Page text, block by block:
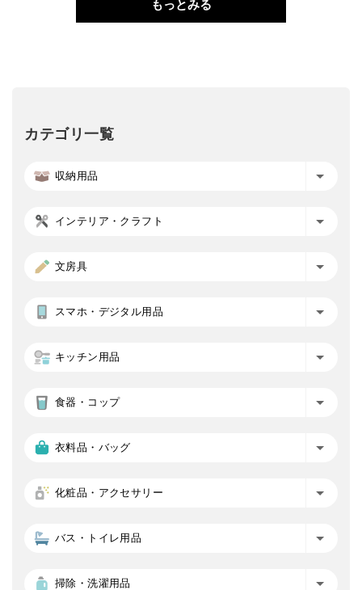
もっとみる
カテゴリ一覧
収納用品
インテリア・クラフト
文房具
スマホ・デジタル用品
キッチン用品
食器・コップ
衣料品・バッグ
化粧品・アクセサリー
バス・トイレ用品
掃除・洗濯用品